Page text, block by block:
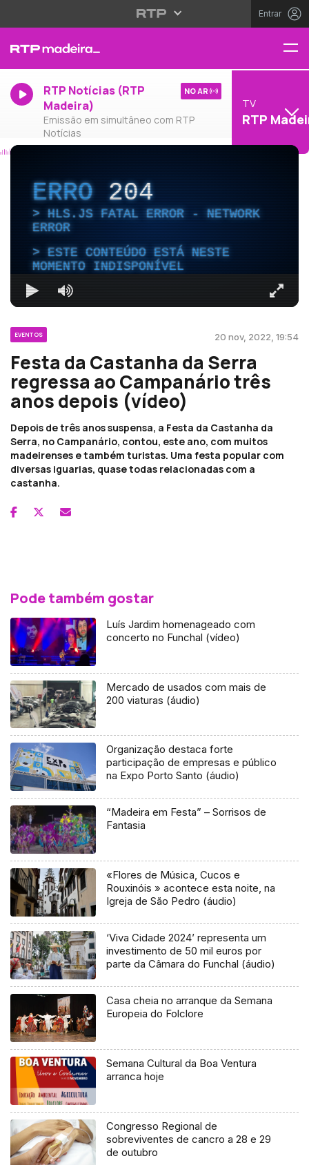
Entrar
RTP Notícias (RTP
Madeira)
Emissão em simultâneo com RTP
Notícias
NO AR
TV
RTP
ERRO204
HLS.JS FATAL ERROR - NETWORK
ERROR
ESTE CONTEÚDO ESTÁ NESTE
MOMENTO INDISPONÍVEL
EVENTOS 20 nov, 2022, 19:54
Festa da Castanha da Serra
regressa ao Campanário três
anos depois (vídeo)
Depois de três anos suspensa, a Festa da Castanha da
Serra, no Campanário, contou, este ano, com muitos
madeirenses e também turistas. Uma festa popular com
diversas iguarias, quase todas relacionadas com a
castanha.
Pode também gostar
Luís Jardim homenageado com
concerto no Funchal (vídeo)
Mercado de usados com mais de
200 viaturas (áudio)
Organização destaca forte
participação de empresas e público
na Expo Porto Santo (áudio)
“Madeira em Festa” – Sorrisos de
Fantasia
«Flores de Música, Cucos e
Rouxinóis » acontece esta noite, na
Igreja de São Pedro (áudio)
‘Viva Cidade 2024’ representa um
investimento de 50 mil euros por
parte da Câmara do Funchal (áudio)
Casa cheia no arranque da Semana
Europeia do Folclore
Semana Cultural da Boa Ventura
arranca hoje
Congresso Regional de
sobreviventes de cancro a 28 e 29
de outubro